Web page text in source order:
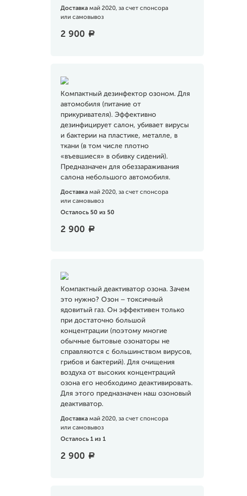
Доставка май 2020, за счет спонсора
или самовывоз
2 900 a
Компактный дезинфектор озоном. Для
автомобиля (питание от
прикуривателя). Эффективно
дезинфицирует салон, убивает вирусы
и бактерии на пластике, металле, в
ткани (в том числе плотно
«въевшиеся» в обивку сидений).
Предназначен для обеззараживания
салона небольшого автомобиля.
Доставка май 2020, за счет спонсора
или самовывоз
Осталось 50 из 50
2 900 a
Компактный деактиватор озона. Зачем
это нужно? Озон – токсичный
ядовитый газ. Он эффективен только
при достаточно большой
концентрации (поэтому многие
обычные бытовые озонаторы не
справляются с большинством вирусов,
грибов и бактерий). Для очищения
воздуха от высоких концентраций
озона его необходимо деактивировать.
Для этого предназначен наш озоновый
деактиватор.
Доставка май 2020, за счет спонсора
или самовывоз
Осталось 1 из 1
2 900 a